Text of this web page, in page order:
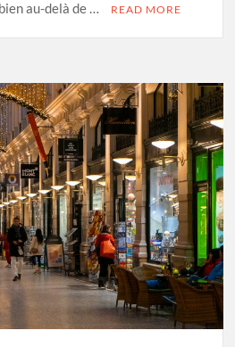
au-delà de … READ MORE